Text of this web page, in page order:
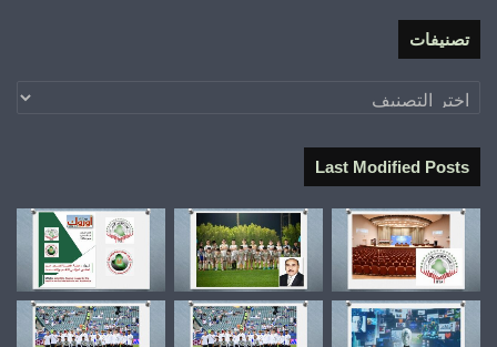
تصنيفات
تصنيفات
Last Modified Posts